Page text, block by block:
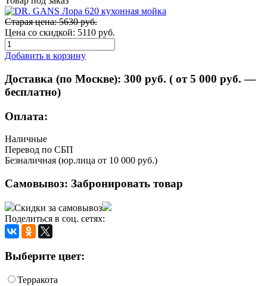
Старая цена: 5630 руб.
Цена со скидкой: 5110 руб.
Добавить в корзину
Доставка (по Москве): 300 руб. ( от 5 000 руб. —
бесплатно)
Оплата:
Наличные
Перевод по СБП
Безналичная (юр.лица от 10 000 руб.)
Самовывоз: Забронировать товар
Скидки за самовывоз
Поделиться в соц. сетях:
Выберите цвет:
Терракота